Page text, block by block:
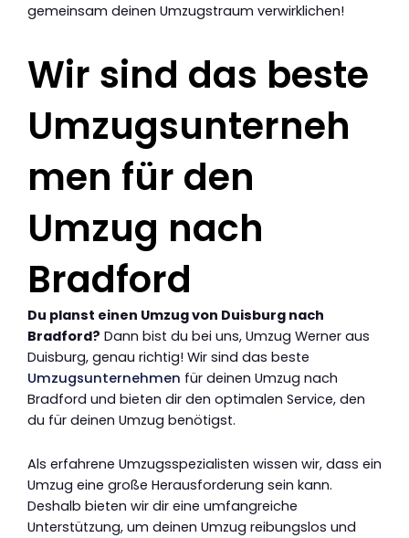
gemeinsam deinen Umzugstraum verwirklichen!
Wir sind das beste
Umzugsunterneh
men für den
Umzug nach
Bradford
Du planst einen Umzug von Duisburg nach
Bradford? Dann bist du bei uns, Umzug Werner aus
Duisburg, genau richtig! Wir sind das beste
Umzugsunternehmen für deinen Umzug nach
Bradford und bieten dir den optimalen Service, den
du für deinen Umzug benötigst.
Als erfahrene Umzugsspezialisten wissen wir, dass ein
Umzug eine große Herausforderung sein kann.
Deshalb bieten wir dir eine umfangreiche
Unterstützung, um deinen Umzug reibungslos und